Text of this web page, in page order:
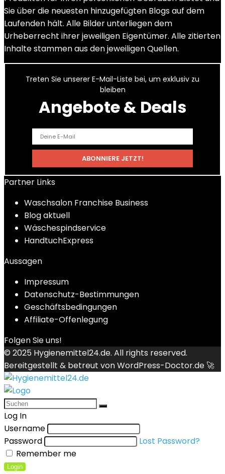
Sie über die neuesten hinzugefügten Blogs auf dem
Laufenden hält. Alle Bilder unterliegen dem
Urheberrecht ihrer jeweiligen Eigentümer. Alle zitierten
Inhalte stammen aus den jeweiligen Quellen.
Treten Sie unserer E-Mail-Liste bei, um exklusiv zu
bleiben
Angebote & Deals
Partner Links
Waschsalon Franchise Business
Blog aktuell
Wäschespindservice
HandtuchExpress
Aussagen
Impressum
Datenschutz-Bestimmungen
Geschäftsbedingungen
Affiliate-Offenlegung
Folgen Sie uns!
© 2025 Hygienemittel24.de. All rights reserved.
Bereitgestellt & betreut vonWordPress-Doctor.de 🚀
Log In
Username
Password
Lost Password?
Remember me
Login